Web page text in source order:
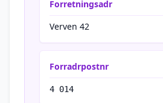
Forretningsadr
Verven 42
Forradrpostnr
4 014